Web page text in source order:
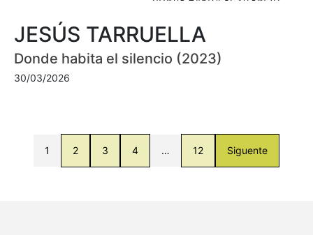
JESÚS TARRUELLA
Donde habita el silencio (2023)
30/03/2026
1 2 3 4 … 12 Siguente